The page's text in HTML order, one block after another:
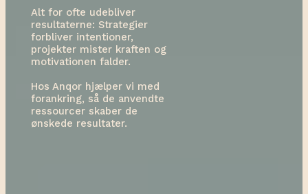
Forankring
fryder
Alt for ofte udebliver
resultaterne: Strategier
forbliver intentioner,
projekter mister kraften og
motivationen falder.
Hos Anqor hjælper vi med
forankring, så de anvendte
ressourcer skaber de
ønskede resultater.